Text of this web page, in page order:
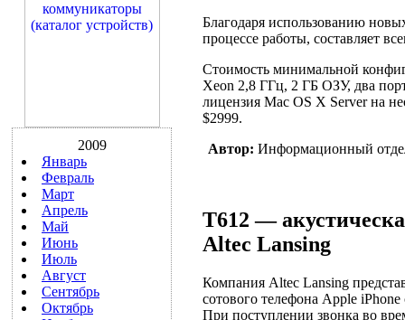
2009
Январь
Февраль
Март
Апрель
Май
Июнь
Июль
Август
Сентябрь
Октябрь
Благодаря использованию
процессе работы, составляет
Стоимость минимальной
Xeon 2,8 ГГц, 2 ГБ ОЗУ, два
лицензия Mac OS X Server на
$2999.
Автор: Информационный
T612 —
Altec Lansing
Компания Altec Lansing
сотового телефона Apple
При поступлении звонка во